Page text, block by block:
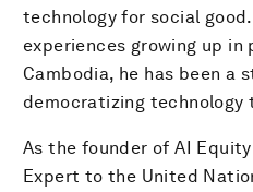
technology for social
experiences growing up in
Cambodia, he has been a
democratizing technology
As the founder of AI
Expert to the United